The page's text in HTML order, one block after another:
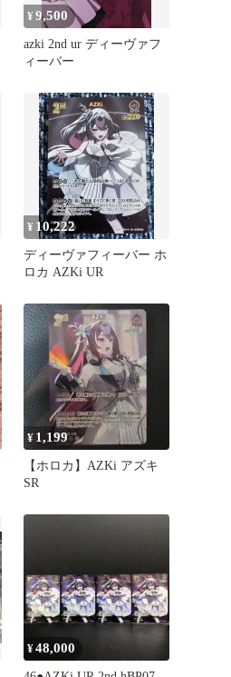
¥9,500
azki 2nd ur ディーヴァフ
ィーバー
¥ 10,222
ディーヴァフィーバー ホ
ロカ AZKi UR
¥ 1,199
【ホロカ】AZKi アズキ
SR
¥48,000